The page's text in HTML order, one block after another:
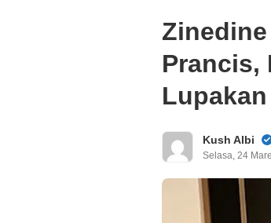
Prancis,
Kush Albi
Selasa, 24